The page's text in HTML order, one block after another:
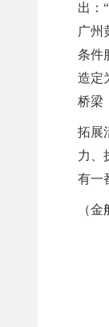
出：
广州
条件
造定
桥梁
拓展
力、
有一
（金